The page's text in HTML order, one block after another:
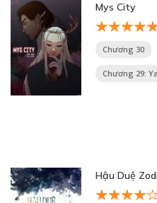
Mys City
Chương 30
Chương 29:
Hậu Duệ